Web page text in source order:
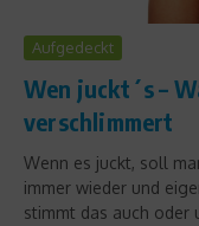
Aufgedeckt
Wen juckt´s –
verschlimmert
Wenn es juckt, soll
immer wieder und
stimmt das auch oder